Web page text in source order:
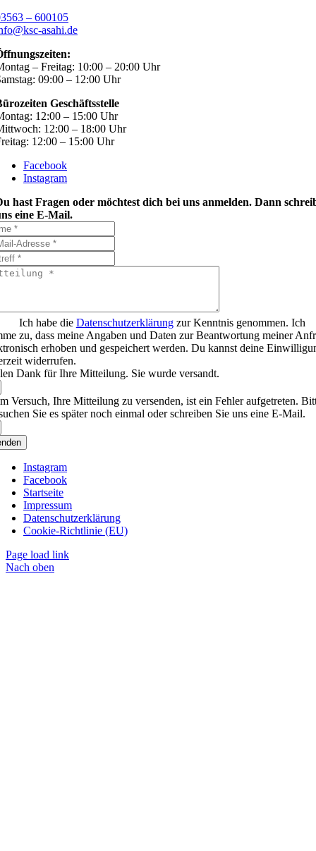
– 600105
asahi.de
– Freitag: 10:00 – 20:00 Uhr
09:00 – 12:00 Uhr
Geschäftsstelle
12:00 – 15:00 Uhr
12:00 – 18:00 Uhr
12:00 – 15:00 Uhr
Facebook
Instagram
hast Fragen oder möchtest dich bei uns anmelden. Dann
eine E-Mail.
Ich habe die Datenschutzerklärungzur Kenntnis genommen. Ich
zu, dass meine Angaben und Daten zur Beantwortung meiner
erhoben und gespeichert werden. Du kannst deine
widerrufen.
Dank für Ihre Mitteilung. Sie wurde versandt.
Versuch, Ihre Mitteilung zu versenden, ist ein Fehler aufgetreten.
Sie es später noch einmal oder schreiben Sie uns eine E-Mail.
Instagram
Facebook
Startseite
Impressum
Datenschutzerklärung
Cookie-Richtlinie (EU)
Page load link
Nach oben